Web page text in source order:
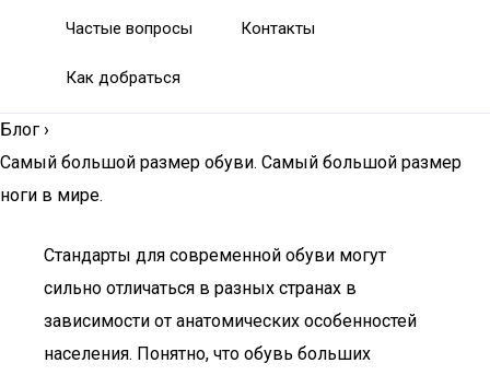
Частые вопросы Контакты
Как добраться
Блог ›
Самый большой размер обуви. Самый большой размер
ноги в мире.
Стандарты для современной обуви могут
сильно отличаться в разных странах в
зависимости от анатомических особенностей
населения. Понятно, что обувь больших